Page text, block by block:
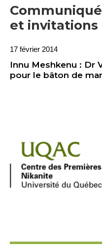
et invitations
17 février 2014
Innu Meshkenu : Dr
pour le bâton de